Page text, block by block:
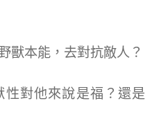
獸本能，去對抗敵人？
對他來說是福？還是